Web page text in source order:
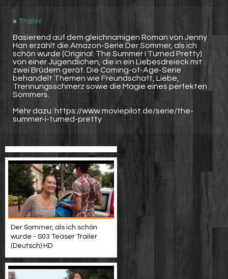
» Trailer
Basierend auf dem gleichnamigen Roman von Jenny
Han erzählt die Amazon-Serie Der Sommer, als ich
schön wurde (Original: The Summer I Turned Pretty)
von einer Jugendlichen, die in ein Liebesdreieck mit
zwei Brüdern gerät. Die Coming-of-Age-Serie
behandelt Themen wie Freundschaft, Liebe,
Trennungsschmerz sowie die Magie eines perfekten
Sommers.
Mehr dazu: https://www.moviepilot.de/serie/the-
summer-i-turned-pretty
Der Sommer, als ich schön
wurde - S03 Teaser Trailer
(Deutsch) HD